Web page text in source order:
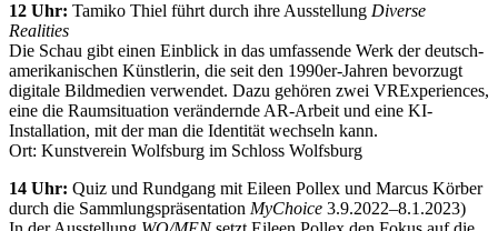
12 Uhr: Tamiko Thiel führt durch ihre Ausstellung Diverse
Realities
Die Schau gibt einen Einblick in das umfassende Werk der deutsch-
amerikanischen Künstlerin, die seit den 1990er-Jahren bevorzugt
digitale Bildmedien verwendet. Dazu gehören zwei VRExperiences,
eine die Raumsituation verändernde AR-Arbeit und eine KI-
Installation, mit der man die Identität wechseln kann.
Ort: Kunstverein Wolfsburg im Schloss Wolfsburg
14 Uhr: Quiz und Rundgang mit Eileen Pollex und Marcus Körber
durch die Sammlungspräsentation MyChoice 3.9.2022–8.1.2023)